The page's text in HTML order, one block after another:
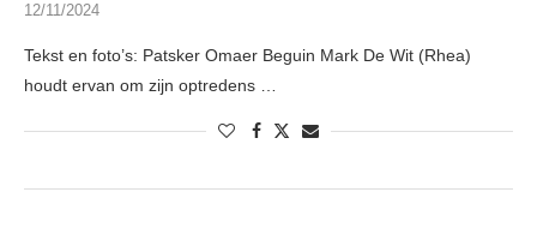
12/11/2024
Tekst en foto’s: Patsker Omaer Beguin Mark De Wit (Rhea)
houdt ervan om zijn optredens …